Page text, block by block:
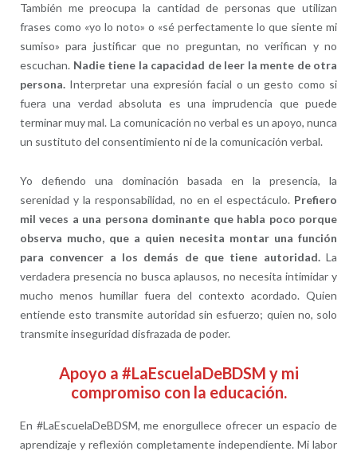
También me preocupa la cantidad de personas que utilizan
frases como «yo lo noto» o «sé perfectamente lo que siente mi
sumiso» para justificar que no preguntan, no verifican y no
escuchan. Nadie tiene la capacidad de leer la mente de otra
persona.Interpretar una expresión facial o un gesto como si
fuera una verdad absoluta es una imprudencia que puede
terminar muy mal. La comunicación no verbal es un apoyo, nunca
un sustituto del consentimiento ni de la comunicación verbal.
Yo defiendo una dominación basada en la presencia, la
serenidad y la responsabilidad, no en el espectáculo. Prefiero
mil veces a una persona dominante que habla poco porque
observa mucho, que a quien necesita montar una función
para convencer a los demás de que tiene autoridad.La
verdadera presencia no busca aplausos, no necesita intimidar y
mucho menos humillar fuera del contexto acordado. Quien
entiende esto transmite autoridad sin esfuerzo; quien no, solo
transmite inseguridad disfrazada de poder.
Apoyo a #LaEscuelaDeBDSM y mi
compromiso con la educación.
En #LaEscuelaDeBDSM, me enorgullece ofrecer un espacio de
aprendizaje y reflexión completamente independiente. Mi labor